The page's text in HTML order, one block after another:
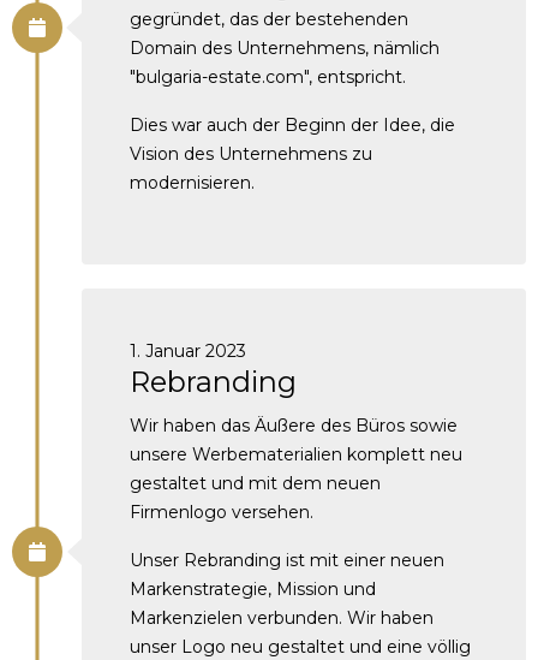
gegründet, das der bestehenden
Domain des Unternehmens, nämlich
"bulgaria-estate.com", entspricht.
Dies war auch der Beginn der Idee, die
Vision des Unternehmens zu
modernisieren.
1. Januar 2023
Rebranding
Wir haben das Äußere des Büros sowie
unsere Werbematerialien komplett neu
gestaltet und mit dem neuen
Firmenlogo versehen.
Unser Rebranding ist mit einer neuen
Markenstrategie, Mission und
Markenzielen verbunden. Wir haben
unser Logo neu gestaltet und eine völlig